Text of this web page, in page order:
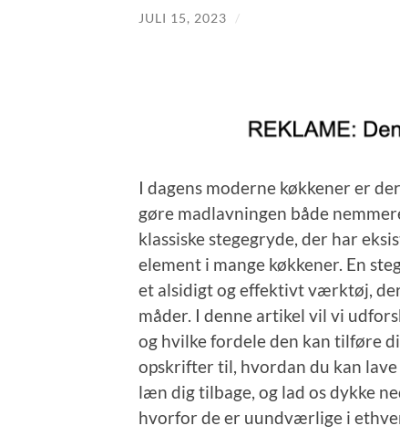
JULI 15, 2023 /
I dagens moderne køkkener er
gøre madlavningen både
klassiske stegegryde, der har
element i mange køkkener. En
et alsidigt og effektivt værktøj,
måder. I denne artikel vil vi
og hvilke fordele den kan tilføre
opskrifter til, hvordan du kan
læn dig tilbage, og lad os dykke
hvorfor de er uundværlige i